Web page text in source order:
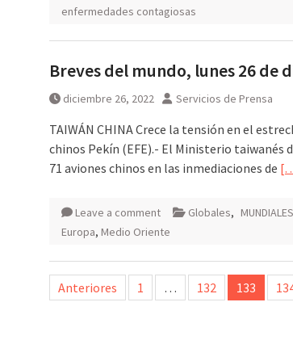
enfermedades contagiosas
Breves del mundo, lunes 26 de
diciembre 26, 2022 Servicios de Prensa
TAIWÁN CHINA Crece la tensión en el
chinos Pekín (EFE).- El Ministerio taiwanés
71 aviones chinos en las inmediaciones de
Leave a comment Globales, MUNDIALES
Europa, Medio Oriente
Paginación
de
Anteriores 1 … 132 133